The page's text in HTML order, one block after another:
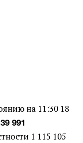
на 11:30 18
39 991
1 115 105